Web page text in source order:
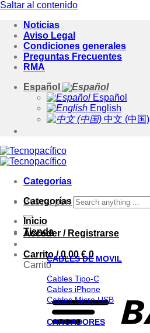
Saltar al contenido
Noticias
Aviso Legal
Condiciones generales
Preguntas Frecuentes
RMA
Español
Español
English
中文 (中国)
Categorías
Buscar por:
Acceder / Registrarse
Carrito /0.00€ 0
Carrito
Categorías
Inicio
Tienda
CABLES DE MOVIL
Cables Tipo-C
Cables iPhone
Cables Micro USB
CARGADORES